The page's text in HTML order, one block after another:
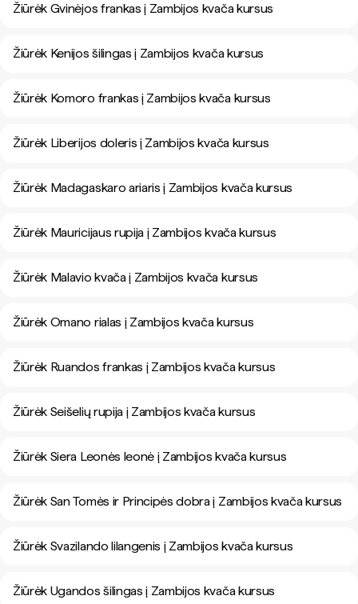
Žiūrėk Gvinėjos frankas į Zambijos kvača kursus
Žiūrėk Kenijos šilingas į Zambijos kvača kursus
Žiūrėk Komoro frankas į Zambijos kvača kursus
Žiūrėk Liberijos doleris į Zambijos kvača kursus
Žiūrėk Madagaskaro ariaris į Zambijos kvača kursus
Žiūrėk Mauricijaus rupija į Zambijos kvača kursus
Žiūrėk Malavio kvača į Zambijos kvača kursus
Žiūrėk Omano rialas į Zambijos kvača kursus
Žiūrėk Ruandos frankas į Zambijos kvača kursus
Žiūrėk Seišelių rupija į Zambijos kvača kursus
Žiūrėk Siera Leonės leonė į Zambijos kvača kursus
Žiūrėk San Tomės ir Principės dobra į Zambijos kvača kursus
Žiūrėk Svazilando lilangenis į Zambijos kvača kursus
Žiūrėk Ugandos šilingas į Zambijos kvača kursus